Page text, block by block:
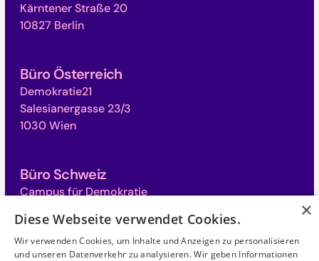
Kärntener Straße 20
10827 Berlin
Büro Österreich
Demokratie21
Salesianergasse 23/3
1030 Wien
Büro Schweiz
Campus für Demokratie
3011 Bern
×
Diese Webseite verwendet Cookies.
Wir verwenden Cookies, um Inhalte und Anzeigen zu personalisieren
und unseren Datenverkehr zu analysieren. Wir geben Informationen